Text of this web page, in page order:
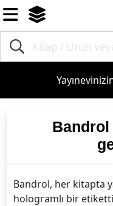
Bandrol
Bandrol, her kitapta
hologramlı bir